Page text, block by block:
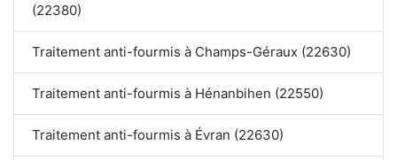
(22380)
Traitement anti-fourmis à Champs-Géraux (22630)
Traitement anti-fourmis à Hénanbihen (22550)
Traitement anti-fourmis à Évran (22630)